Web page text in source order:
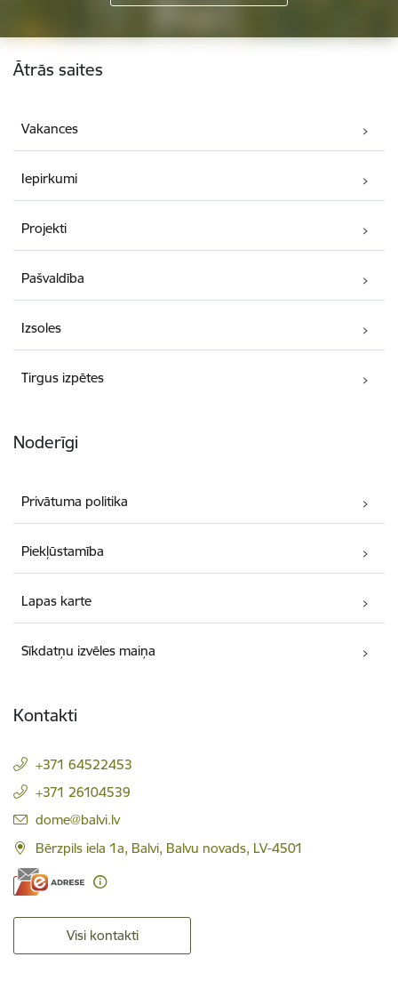
Kājene
Ātrās saites
Vakances
Iepirkumi
Projekti
Pašvaldība
Izsoles
Tirgus izpētes
Noderīgi
Privātuma politika
Piekļūstamība
Lapas karte
Sīkdatņu izvēles maiņa
Kontakti
+371 64522453
+371 26104539
E-pasts:
dome@balvi.lv
Bērzpils iela 1a, Balvi, Balvu novads, LV-4501
Visi kontakti